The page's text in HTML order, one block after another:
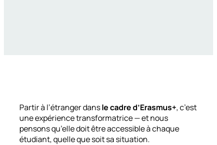
Partir à l’étranger dansle cadre d’Erasmus+, c’est
une expérience transformatrice — et nous
pensons qu’elle doit être accessible à chaque
étudiant, quelle que soit sa situation.